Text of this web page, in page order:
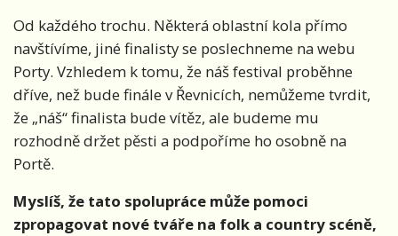
Od každého trochu. Některá oblastní kola přímo
navštívíme, jiné finalisty se poslechneme na webu
Porty. Vzhledem k tomu, že náš festival proběhne
dříve, než bude finále v Řevnicích, nemůžeme tvrdit,
že „náš“ finalista bude vítěz, ale budeme mu
rozhodně držet pěsti a podpoříme ho osobně na
Portě.
Myslíš, že tato spolupráce může pomoci
zpropagovat nové tváře na folk a country scéně,